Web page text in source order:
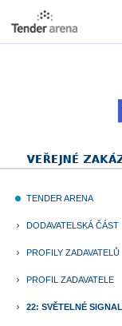
fiber_manual_record TENDER ARENA
keyboard_arrow_right DODAVATELSKÁ ČÁST
keyboard_arrow_right PROFILY ZADAVATELŮ
keyboard_arrow_right PROFIL ZADAVATELE
keyboard_arrow_right 22: SVĚTELNÉ